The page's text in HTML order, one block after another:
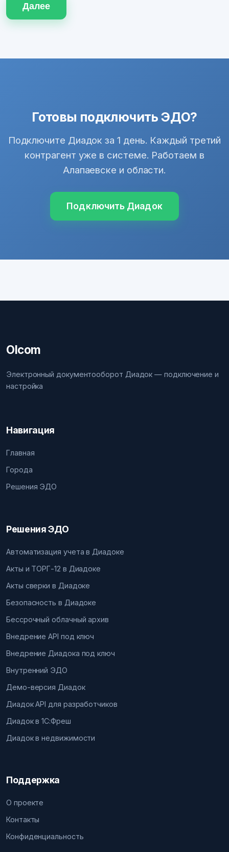
Далее
Готовы подключить ЭДО?
Подключите Диадок за 1 день. Каждый третий
контрагент уже в системе. Работаем в
Алапаевске и области.
Подключить Диадок
Olcom
Электронный документооборот Диадок — подключение и
настройка
Навигация
Главная
Города
Решения ЭДО
Решения ЭДО
Автоматизация учета в Диадоке
Акты и ТОРГ-12 в Диадоке
Акты сверки в Диадоке
Безопасность в Диадоке
Бессрочный облачный архив
Внедрение API под ключ
Внедрение Диадока под ключ
Внутренний ЭДО
Демо-версия Диадок
Диадок API для разработчиков
Диадок в 1С:Фреш
Диадок в недвижимости
Поддержка
О проекте
Контакты
Конфиденциальность